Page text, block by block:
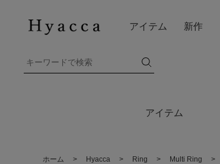
アイテム
アイテム 新作
ホーム > Hyacca > Ring > Multi Ring >